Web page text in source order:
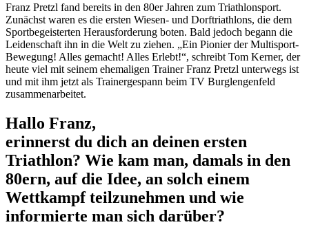
Franz Pretzl fand bereits in den 80er Jahren zum Triathlonsport.
Zunächst waren es die ersten Wiesen- und Dorftriathlons, die dem
Sportbegeisterten Herausforderung boten. Bald jedoch begann die
Leidenschaft ihn in die Welt zu ziehen. „Ein Pionier der Multisport-
Bewegung! Alles gemacht! Alles Erlebt!“, schreibt Tom Kerner, der
heute viel mit seinem ehemaligen Trainer Franz Pretzl unterwegs ist
und mit ihm jetzt als Trainergespann beim TV Burglengenfeld
zusammenarbeitet.
Hallo Franz,
erinnerst du dich an deinen ersten
Triathlon? Wie kam man, damals in den
80ern, auf die Idee, an solch einem
Wettkampf teilzunehmen und wie
informierte man sich darüber?